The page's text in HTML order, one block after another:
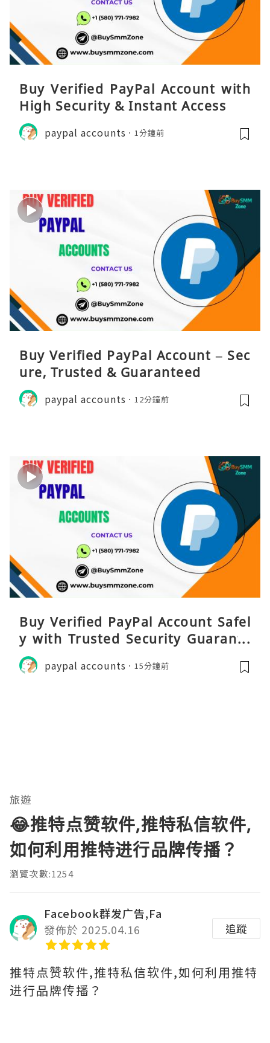
Buy Verified PayPal Account with
High Security & Instant Access
paypal accounts 1分鐘前
Buy Verified PayPal Account – Sec
ure, Trusted & Guaranteed
paypal accounts 12分鐘前
Buy Verified PayPal Account Safel
y with Trusted Security Guarante
e
paypal accounts 15分鐘前
旅遊
😂推特点赞软件,推特私信软件,
如何利用推特进行品牌传播？
瀏覽次數:1254
Facebook群发广告,Fa
發佈於 2025.04.16
追蹤
推特点赞软件,推特私信软件,如何利用推特
进行品牌传播？